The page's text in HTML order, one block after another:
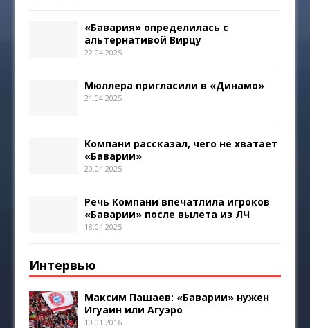
«Бавария» определилась с
альтернативой Вирцу
22.04.2025
Мюллера пригласили в «Динамо»
21.04.2025
Компани рассказал, чего не хватает
«Баварии»
20.04.2025
Речь Компани впечатлила игроков
«Баварии» после вылета из ЛЧ
18.04.2025
Интервью
Максим Пашаев: «Баварии» нужен
Игуаин или Агуэро
10.01.2016